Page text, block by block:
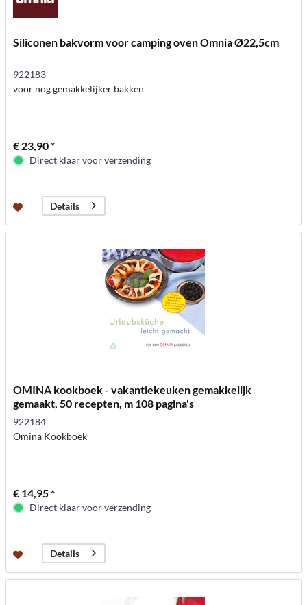
Siliconen bakvorm voor camping oven Omnia Ø22,5cm
922183
voor nog gemakkelijker bakken
€ 23,90 *
Direct klaar voor verzending
Details
OMINA kookboek - vakantiekeuken gemakkelijk
gemaakt, 50 recepten, m 108 pagina's
922184
Omina Kookboek
€ 14,95 *
Direct klaar voor verzending
Details